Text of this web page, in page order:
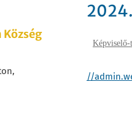
Képviselő-
//